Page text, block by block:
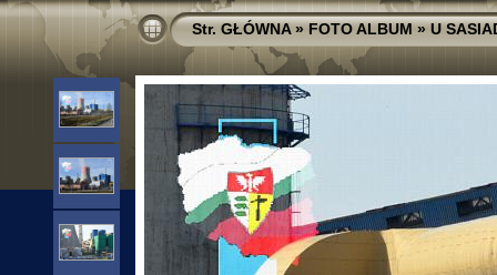
Str. GŁÓWNA»FOTO ALBUM»U